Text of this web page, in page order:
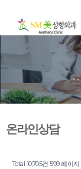
온라인상담
Total 10,705건 599 페이지